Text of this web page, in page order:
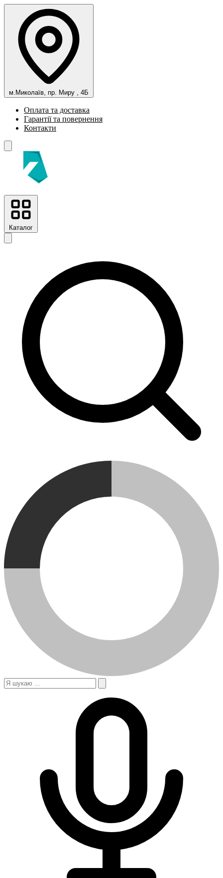
м.Миколаїв, пр. Миру , 4Б
Оплата та доставка
Гарантії та повернення
Контакти
Каталог